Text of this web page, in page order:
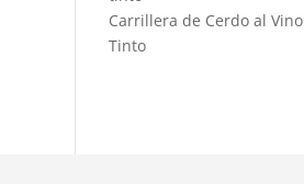
Carrillera de Cerdo al Vino
Tinto